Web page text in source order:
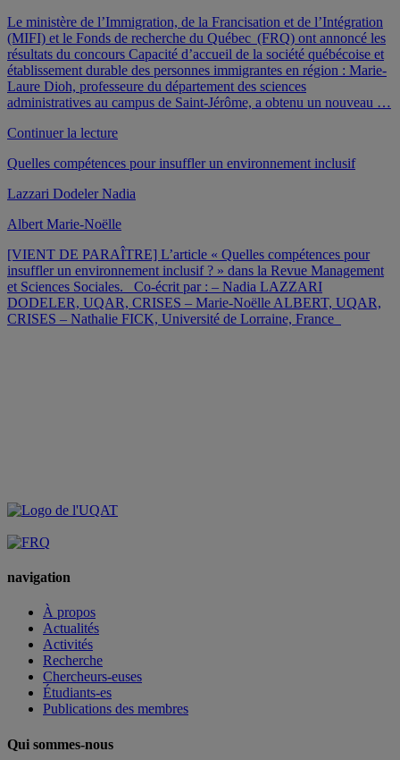
Le ministère de l’Immigration, de la Francisation et de l’Intégration
(MIFI) et le Fonds de recherche du Québec (FRQ) ont annoncé les
résultats du concours Capacité d’accueil de la société québécoise et
établissement durable des personnes immigrantes en région : Marie-
Laure Dioh, professeure du département des sciences
administratives au campus de Saint-Jérôme, a obtenu un nouveau …
Continuer la lecturede
et
durable
Points
de
vue
des
personnes
immigrantes
et
Quelles compétences pour insuffler un environnement inclusif
Lazzari Dodeler Nadia
Albert Marie-Noëlle
[VIENT DE PARAÎTRE] L’article « Quelles compétences pour
insuffler un environnement inclusif ? » dans la Revue Management
et Sciences Sociales. Co-écrit par : – Nadia LAZZARI
DODELER, UQAR, CRISES – Marie-Noëlle ALBERT, UQAR,
CRISES – Nathalie FICK, Université de Lorraine, France
navigation
À propos
Actualités
Activités
Recherche
Chercheurs-euses
Étudiants-es
Publications des membres
Qui sommes-nous